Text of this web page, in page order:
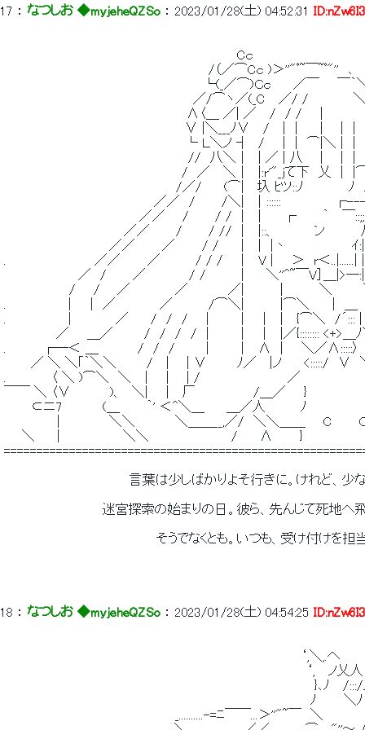
17 ： なつしお ◆myjeheQZSo ： 2023/01/28(土) 04:52:31
Cｃ
/（／⌒Cｃ )＞''"ﾟ~￣~ﾟ"''　､
└(_／⌒)Ｃｃ　 　／￣　　￣｀
／/⌒ヽ／(_C　 ／/ /　　　　　＼
Λ〈＿ ／| ／　 /　/ /　　|　　　　　
∨ |＼___ﾉ∨　 /　 | ｜ 　 | 　 |　| 　
└ Ｌ＼ノ ┤　/　　| ｜ ⌒|＼ |　|　 |　
//　八＼｜　| ／ | 八 　 | 　 |　|　 |　
/　／　 ＼｜　|:r'"_jて下　乂　|　|⌒|
/／/　　 (⌒|　 圦 ﾋツ::ﾉ　　　　　ﾉ　ﾉ
／／　/　 　 /＼|　｜::::::　　　　 　 ┌---z/ 　 ﾉ　
／／ 　 /　 　 / / ｜ ｜ 　 ┌　 　 ｀　 ￣::;;/
／／　 　 /　 　 / // ｜　|::、　 　 　 ン　　 　 八| 　 |　
／／　　　／　　　/ / 　 ｜　|　|丶　 　 　 　 　 ｲ:|
.　　　　　 　 　 　 ／／　　　／　　 　 / / /　 ｜　V |　　＞　r＜..|......| |
／　/　 　 ／ 　 　 　 / /　　 　 |　　 ＼''^~￣V］＿|>―:|
/　　/ 　 ／　　　　　／　　　　 ／|　　　　|　　　　＼　　　
.　　　 　 　 ｜　｜ ／　　　 　 ／　　　　/⌒＼|　　　　|⌒＼　　｜ ＿
.　　　　　 　 |　　　 　 ／　　 /　/　/　　|　　　｜　｜　| 　{⌒＼　/´:::
／　　＿／　　　 /　/　/　/　|　　　｜　｜　|／{:::::::: <+>＿ﾉ
.　　　　┌―＜ ＿　 　 　 /　/　/　　 　|　　　｜　Λ　|　　＼／Λ:::::〉
／ ＼ ＼｢｀＼＼ 　 　 /　 | 　 | ∨ 　 　 ﾉ／　 |ノ　　 <:::::/　∨　
.　　　　　〈 ＼ )⌒＼　＼　｜　 | 　 | /　　 　 　 　 　 　 ／　　 　 　
￣￣ ＼ 〈∨　 　 　 )、　＼|　　| 　厂　　　　　　 /＿／　　}　　　　　
⊂ニ7　　　　 (＿　　　｀' ＜^＼＿　　 ＿／人　　 　 ﾉ　　　　　　
|　　　　　 ＼＼　　　　 ＼＿＿__,／/　＼＼＿＿　　C　　　C
＼　　 |　　　　　　　＼＼ 　 　 　 　 　 　 /　　 Λ　　　} 　 　 　 　
言葉は少しばかりよそ行きに。けれど、少ない確認
迷宮探索の始まりの日。彼ら、先んじて死地へ飛び込
そうでなくとも。いつも、受け付けを担当する
18 ： なつしお ◆myjeheQZSo ： 2023/01/28(土) 04:54:25
‘,＼,.へ
‘,　 ノ乂
}､ﾉ　 /:::/ノ
ﾉ　　　＼ﾉ
_..........-=ﾆ￣￣...＞''"~￣　＼ 　 　 　 ／